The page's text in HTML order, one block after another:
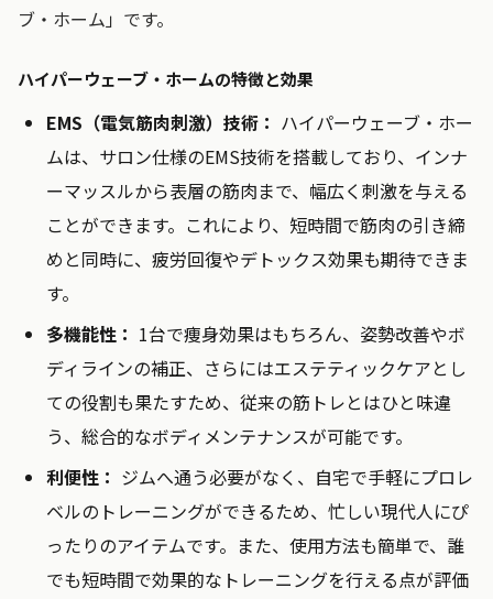
ブ・ホーム」です。
ハイパーウェーブ・ホームの特徴と効果
EMS（電気筋肉刺激）技術： ハイパーウェーブ・ホー
ムは、サロン仕様のEMS技術を搭載しており、インナ
ーマッスルから表層の筋肉まで、幅広く刺激を与える
ことができます。これにより、短時間で筋肉の引き締
めと同時に、疲労回復やデトックス効果も期待できま
す。
多機能性： 1台で痩身効果はもちろん、姿勢改善やボ
ディラインの補正、さらにはエステティックケアとし
ての役割も果たすため、従来の筋トレとはひと味違
う、総合的なボディメンテナンスが可能です。
利便性： ジムへ通う必要がなく、自宅で手軽にプロレ
ベルのトレーニングができるため、忙しい現代人にぴ
ったりのアイテムです。また、使用方法も簡単で、誰
でも短時間で効果的なトレーニングを行える点が評価